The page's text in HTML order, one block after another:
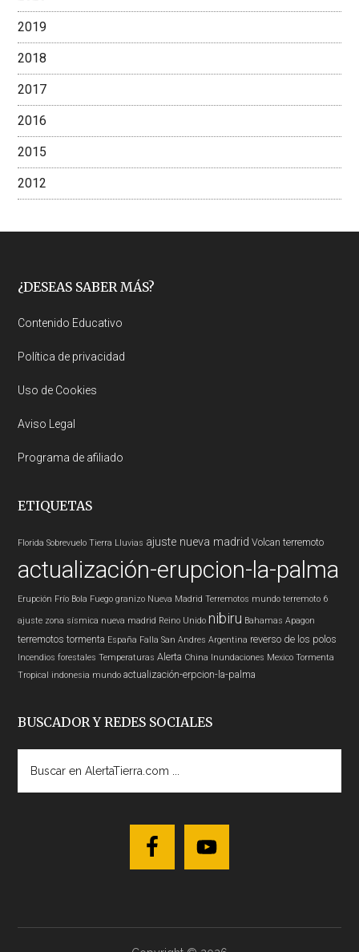
2019
2018
2017
2016
2015
2012
Footer
¿DESEAS SABER MÁS?
Contenido Educativo
Política de privacidad
Uso de Cookies
Aviso Legal
Programa de afiliado
ETIQUETAS
Florida Sobrevuelo Tierra Lluvias ajuste nueva madrid Volcan terremoto
actualización-erupcion-la-palma
Erupción Frío Bola Fuego granizo Nueva Madrid Terremotos mundo terremoto 6
ajuste zona sísmica nueva madrid Reino Unido nibiru Bahamas Apagon
terremotos tormenta España Falla San Andres Argentina reverso de los polos
Incendios forestales Temperaturas Alerta China Inundaciones Mexico Tormenta
Tropical indonesia mundo actualización-erpcion-la-palma
BUSCADOR Y REDES SOCIALES
AlertaTierra.com